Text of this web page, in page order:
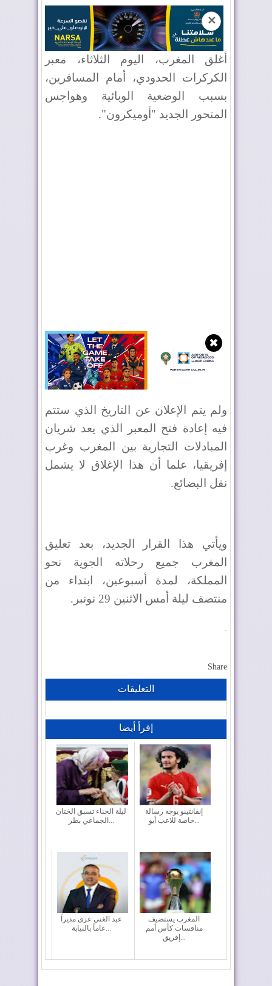
✕
أغلق المغرب، اليوم الثلاثاء، معبر
الكركرات الحدودي، أمام المسافرين،
بسبب الوضعية الوبائية وهواجس
المتحور الجديد "أوميكرون".
✖
ولم يتم الإعلان عن التاريخ الذي ستتم
فيه إعادة فتح المعبر الذي يعد شريان
المبادلات التجارية بين المغرب وغرب
إفريقيا، علما أن هذا الإغلاق لا يشمل
نقل البضائع.
ويأتي هذا القرار الجديد، بعد تعليق
المغرب جميع رحلاته الجوية نحو
المملكة، لمدة أسبوعين، ابتداء من
منتصف ليلة أمس الاثنين 29 نونبر.
Share
التعليقات
إقرأ أيضا
ليلة الحناء تسبق الختان
الجماعي بطر...
إنفانتينو يوجه رسالة
خاصة للاعب أيو...
عبد الغني عزي مديراً
المغرب يستضيف
منافسات كأس أمم
إفريق...